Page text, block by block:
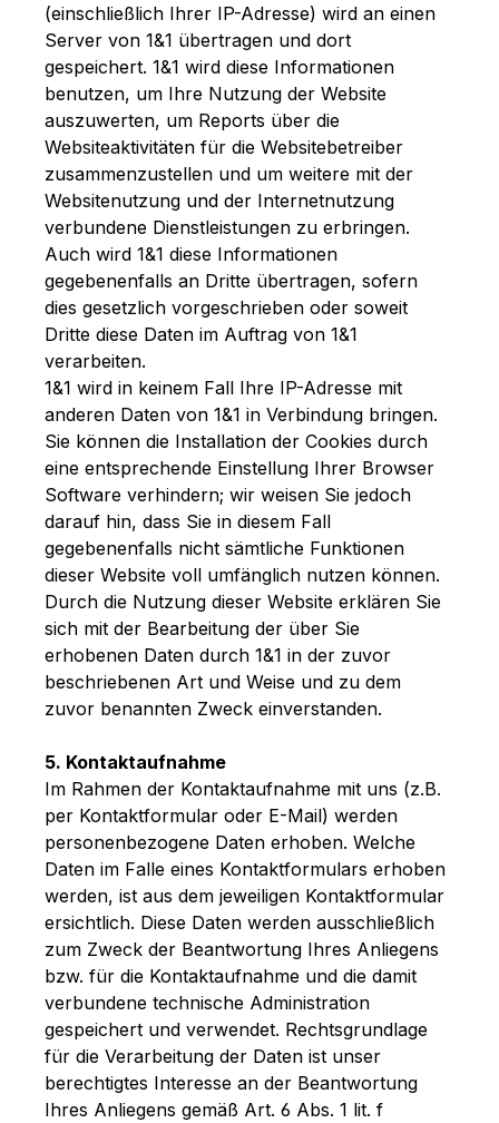
(einschließlich Ihrer IP-Adresse) wird an einen
Server von 1&1 übertragen und dort
gespeichert. 1&1 wird diese Informationen
benutzen, um Ihre Nutzung der Website
auszuwerten, um Reports über die
Websiteaktivitäten für die Websitebetreiber
zusammenzustellen und um weitere mit der
Websitenutzung und der Internetnutzung
verbundene Dienstleistungen zu erbringen.
Auch wird 1&1 diese Informationen
gegebenenfalls an Dritte übertragen, sofern
dies gesetzlich vorgeschrieben oder soweit
Dritte diese Daten im Auftrag von 1&1
verarbeiten.
1&1 wird in keinem Fall Ihre IP-Adresse mit
anderen Daten von 1&1 in Verbindung bringen.
Sie können die Installation der Cookies durch
eine entsprechende Einstellung Ihrer Browser
Software verhindern; wir weisen Sie jedoch
darauf hin, dass Sie in diesem Fall
gegebenenfalls nicht sämtliche Funktionen
dieser Website voll umfänglich nutzen können.
Durch die Nutzung dieser Website erklären Sie
sich mit der Bearbeitung der über Sie
erhobenen Daten durch 1&1 in der zuvor
beschriebenen Art und Weise und zu dem
zuvor benannten Zweck einverstanden.
5. Kontaktaufnahme
Im Rahmen der Kontaktaufnahme mit uns (z.B.
per Kontaktformular oder E-Mail) werden
personenbezogene Daten erhoben. Welche
Daten im Falle eines Kontaktformulars erhoben
werden, ist aus dem jeweiligen Kontaktformular
ersichtlich. Diese Daten werden ausschließlich
zum Zweck der Beantwortung Ihres Anliegens
bzw. für die Kontaktaufnahme und die damit
verbundene technische Administration
gespeichert und verwendet. Rechtsgrundlage
für die Verarbeitung der Daten ist unser
berechtigtes Interesse an der Beantwortung
Ihres Anliegens gemäß Art. 6 Abs. 1 lit. f